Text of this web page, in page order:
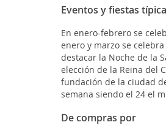
Eventos y fiestas
En enero-febrero se
enero y marzo se celebra
destacar la Noche de la
elección de la Reina del
fundación de la ciudad
semana siendo el 24 el
De compras por